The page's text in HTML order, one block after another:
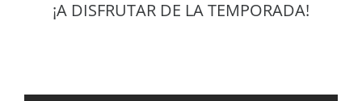
¡A DISFRUTAR DE LA TEMPORADA!